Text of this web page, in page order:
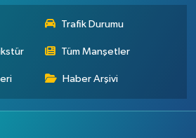
Trafik Durumu
Tüm Manşetler
Haber Arşivi